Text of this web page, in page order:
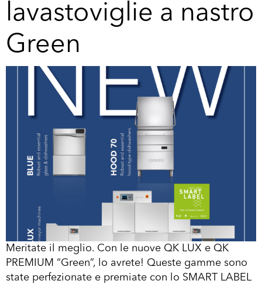
lavastoviglie a nastro
Green
Meritate il meglio. Con le nuove QK LUX e QK
PREMIUM “Green”, lo avrete! Queste gamme sono
state perfezionate e premiate con lo SMART LABEL